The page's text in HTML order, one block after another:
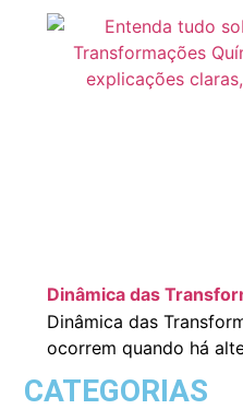
Dinâmica das
Dinâmica das
ocorrem quando há
CATEGORIAS